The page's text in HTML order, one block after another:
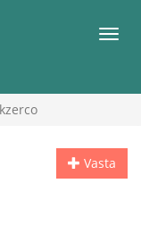
Vasta